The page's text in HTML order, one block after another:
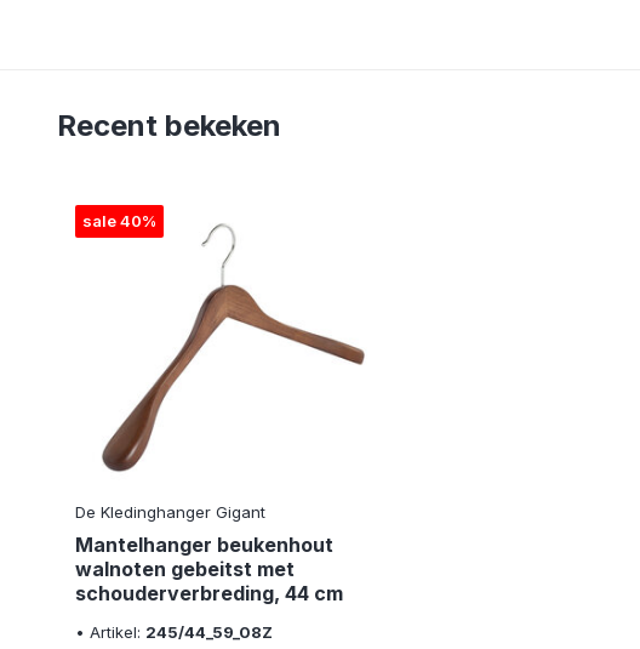
Recent bekeken
sale 40%
De Kledinghanger Gigant
Mantelhanger beukenhout
walnoten gebeitst met
schouderverbreding, 44 cm
• Artikel: 245/44_59_08Z